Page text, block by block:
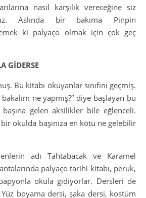
nasıl karşılık vereceğine siz
Aslında bir bakıma Pinpin
ki palyaço olmak için çok geç
GİDERSE
Bu kitabı okuyanlar sınıfını geçmiş.
ne yapmış?” diye başlayan bu
gelen aksilikler bile eğlenceli.
bir okulda başınıza en kötü ne gelebilir
adı Tahtabacak ve Karamel
palyaço tarihi kitabı, peruk,
okula gidiyorlar. Dersleri de
boyama dersi, şaka dersi, kostüm